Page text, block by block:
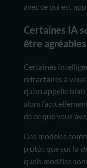
avec ce qui est
Certaines IA
être agréables
Certaines
réfractaires à
qu’on appelle
alors
de ce que vous
Des modèles
plutôt que sur la
quels modèles